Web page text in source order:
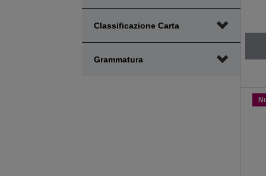
Classificazione Carta
Grammatura